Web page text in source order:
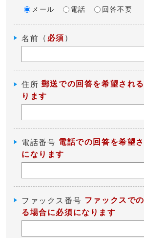
メール 電話 回答不要
名前 （ 必須 ）
住所 郵送での回答を希望され
ります
電話番号 電話での回答を希望
になります
ファックス番号 ファックスで
る場合に必須になります